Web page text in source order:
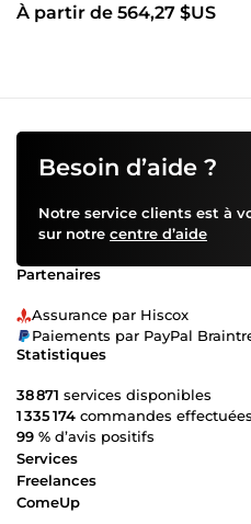
À partir de 564,27 $US
Besoin d’aide ?
Notre service clients est à
sur notre centre d’aide
Partenaires
Assurance par Hiscox
Paiements par PayPal
Statistiques
38 871 services disponibles
1 335 174 commandes effectuées
99 % d’avis positifs
Services
Freelances
ComeUp